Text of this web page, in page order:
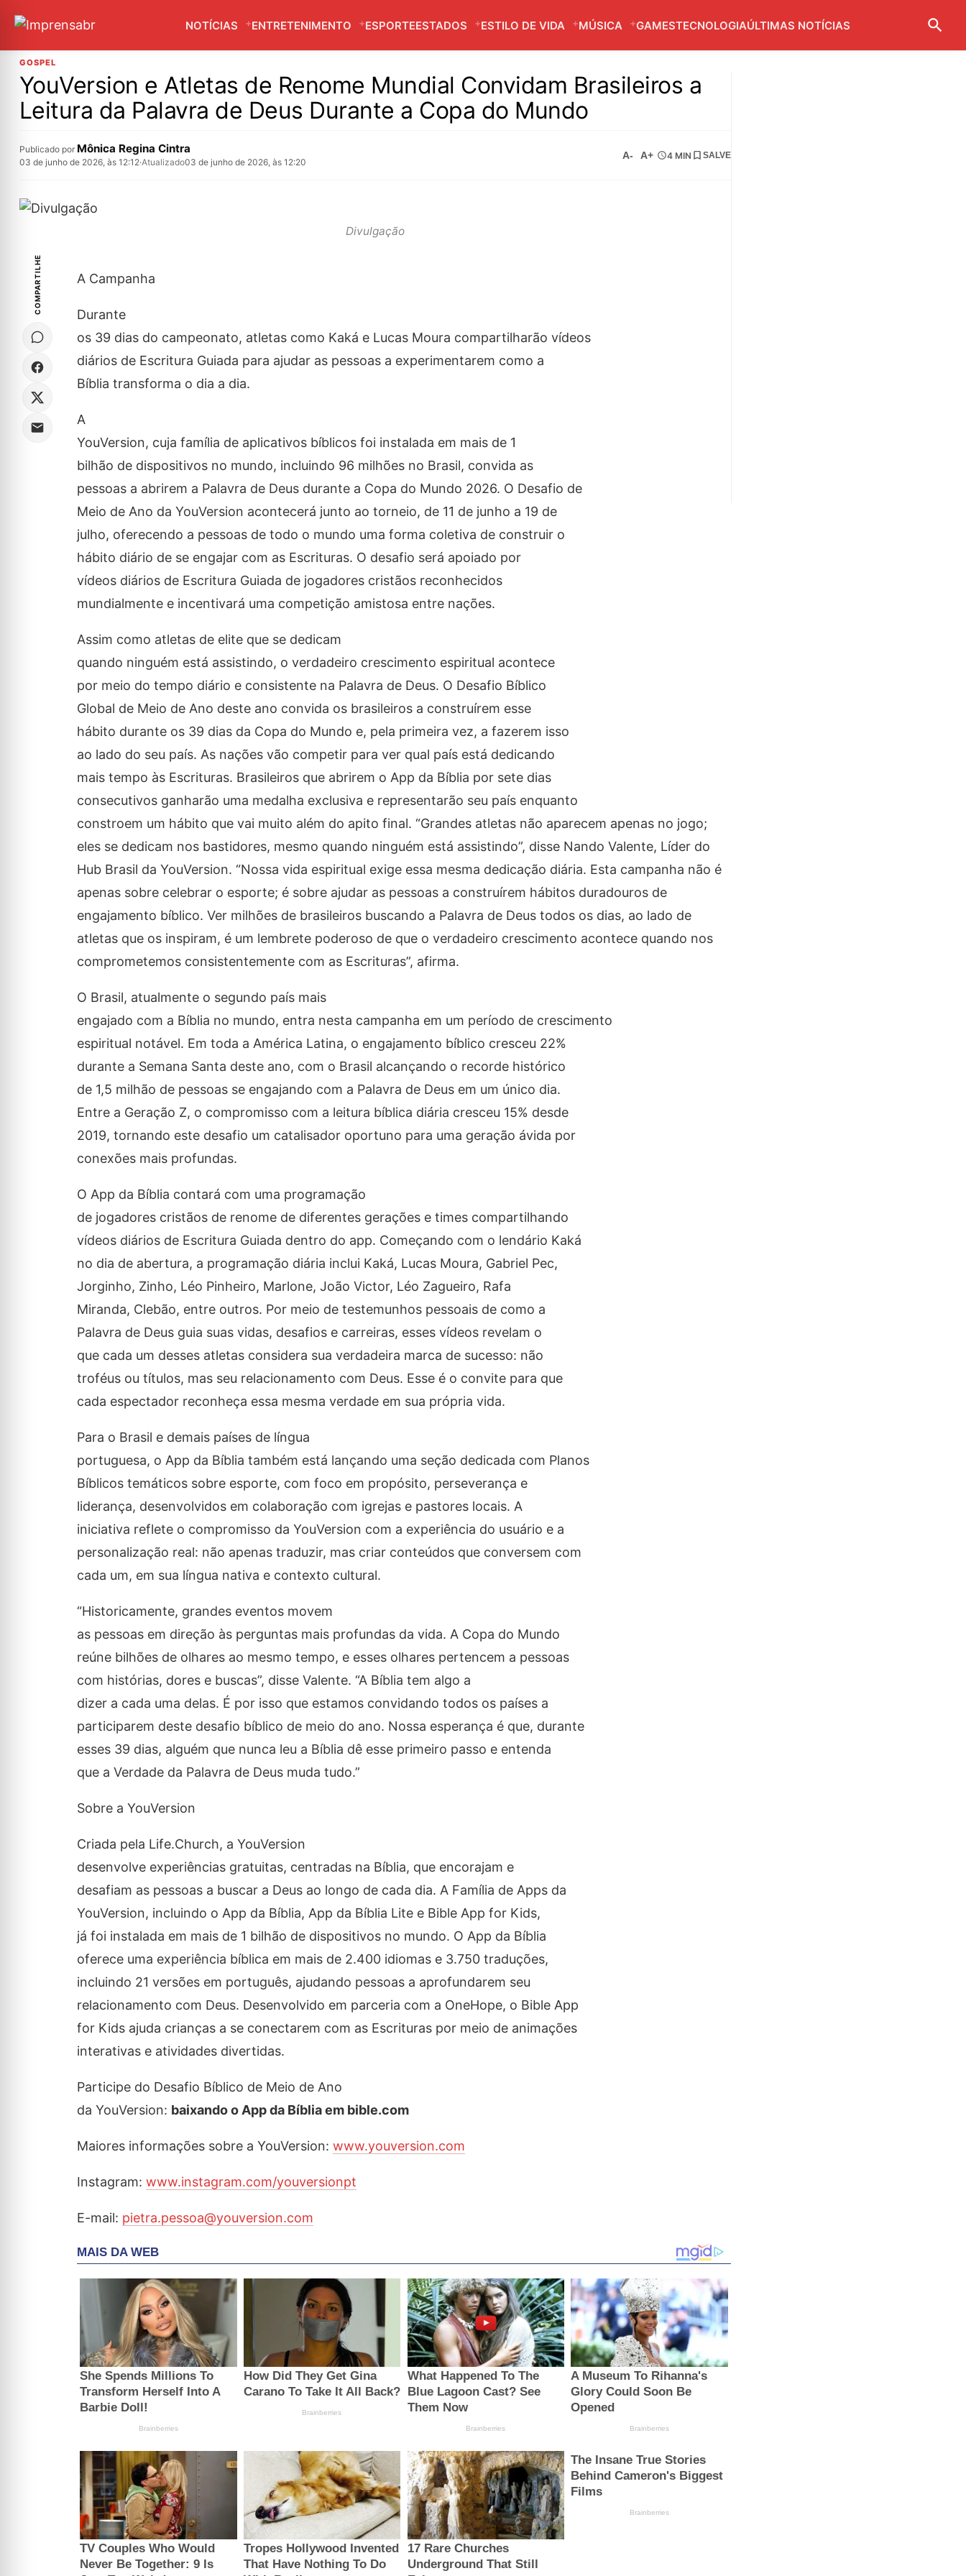
NOTÍCIAS ENTRETENIMENTO ESPORTEESTADOS ESTILO DE VIDA MÚSICA GAMESTECNOLOGIAÚLTIMAS NOTÍCIAS
GOSPEL
YouVersion e Atletas de Renome Mundial Convidam Brasileiros a
Leitura da Palavra de Deus Durante a Copa do Mundo
Publicado por Mônica Regina Cintra
03 de junho de 2026, às 12:12·Atualizado03 de junho de 2026, às 12:20
A- A+ 4 MIN SALVE
Divulgação
COMPARTILHE A Campanha
Durante
os 39 dias do campeonato, atletas como Kaká e Lucas Moura compartilharão vídeos
diários de Escritura Guiada para ajudar as pessoas a experimentarem como a
Bíblia transforma o dia a dia.
A
YouVersion, cuja família de aplicativos bíblicos foi instalada em mais de 1
bilhão de dispositivos no mundo, incluindo 96 milhões no Brasil, convida as
pessoas a abrirem a Palavra de Deus durante a Copa do Mundo 2026. O Desafio de
Meio de Ano da YouVersion acontecerá junto ao torneio, de 11 de junho a 19 de
julho, oferecendo a pessoas de todo o mundo uma forma coletiva de construir o
hábito diário de se engajar com as Escrituras. O desafio será apoiado por
vídeos diários de Escritura Guiada de jogadores cristãos reconhecidos
mundialmente e incentivará uma competição amistosa entre nações.
Assim como atletas de elite que se dedicam
quando ninguém está assistindo, o verdadeiro crescimento espiritual acontece
por meio do tempo diário e consistente na Palavra de Deus. O Desafio Bíblico
Global de Meio de Ano deste ano convida os brasileiros a construírem esse
hábito durante os 39 dias da Copa do Mundo e, pela primeira vez, a fazerem isso
ao lado do seu país. As nações vão competir para ver qual país está dedicando
mais tempo às Escrituras. Brasileiros que abrirem o App da Bíblia por sete dias
consecutivos ganharão uma medalha exclusiva e representarão seu país enquanto
constroem um hábito que vai muito além do apito final. “Grandes atletas não aparecem apenas no jogo;
eles se dedicam nos bastidores, mesmo quando ninguém está assistindo”, disse Nando Valente, Líder do
Hub Brasil da YouVersion. “Nossa vida espiritual exige essa mesma dedicação diária. Esta campanha não é
apenas sobre celebrar o esporte; é sobre ajudar as pessoas a construírem hábitos duradouros de
engajamento bíblico. Ver milhões de brasileiros buscando a Palavra de Deus todos os dias, ao lado de
atletas que os inspiram, é um lembrete poderoso de que o verdadeiro crescimento acontece quando nos
comprometemos consistentemente com as Escrituras”, afirma.
O Brasil, atualmente o segundo país mais
engajado com a Bíblia no mundo, entra nesta campanha em um período de crescimento
espiritual notável. Em toda a América Latina, o engajamento bíblico cresceu 22%
durante a Semana Santa deste ano, com o Brasil alcançando o recorde histórico
de 1,5 milhão de pessoas se engajando com a Palavra de Deus em um único dia.
Entre a Geração Z, o compromisso com a leitura bíblica diária cresceu 15% desde
2019, tornando este desafio um catalisador oportuno para uma geração ávida por
conexões mais profundas.
O App da Bíblia contará com uma programação
de jogadores cristãos de renome de diferentes gerações e times compartilhando
vídeos diários de Escritura Guiada dentro do app. Começando com o lendário Kaká
no dia de abertura, a programação diária inclui Kaká, Lucas Moura, Gabriel Pec,
Jorginho, Zinho, Léo Pinheiro, Marlone, João Victor, Léo Zagueiro, Rafa
Miranda, Clebão, entre outros. Por meio de testemunhos pessoais de como a
Palavra de Deus guia suas vidas, desafios e carreiras, esses vídeos revelam o
que cada um desses atletas considera sua verdadeira marca de sucesso: não
troféus ou títulos, mas seu relacionamento com Deus. Esse é o convite para que
cada espectador reconheça essa mesma verdade em sua própria vida.
Para o Brasil e demais países de língua
portuguesa, o App da Bíblia também está lançando uma seção dedicada com Planos
Bíblicos temáticos sobre esporte, com foco em propósito, perseverança e
liderança, desenvolvidos em colaboração com igrejas e pastores locais. A
iniciativa reflete o compromisso da YouVersion com a experiência do usuário e a
personalização real: não apenas traduzir, mas criar conteúdos que conversem com
cada um, em sua língua nativa e contexto cultural.
“Historicamente, grandes eventos movem
as pessoas em direção às perguntas mais profundas da vida. A Copa do Mundo
reúne bilhões de olhares ao mesmo tempo, e esses olhares pertencem a pessoas
com histórias, dores e buscas”, disse Valente. “A Bíblia tem algo a
dizer a cada uma delas. É por isso que estamos convidando todos os países a
participarem deste desafio bíblico de meio do ano. Nossa esperança é que, durante
esses 39 dias, alguém que nunca leu a Bíblia dê esse primeiro passo e entenda
que a Verdade da Palavra de Deus muda tudo.”
Sobre a YouVersion
Criada pela Life.Church, a YouVersion
desenvolve experiências gratuitas, centradas na Bíblia, que encorajam e
desafiam as pessoas a buscar a Deus ao longo de cada dia. A Família de Apps da
YouVersion, incluindo o App da Bíblia, App da Bíblia Lite e Bible App for Kids,
já foi instalada em mais de 1 bilhão de dispositivos no mundo. O App da Bíblia
oferece uma experiência bíblica em mais de 2.400 idiomas e 3.750 traduções,
incluindo 21 versões em português, ajudando pessoas a aprofundarem seu
relacionamento com Deus. Desenvolvido em parceria com a OneHope, o Bible App
for Kids ajuda crianças a se conectarem com as Escrituras por meio de animações
interativas e atividades divertidas.
Participe do Desafio Bíblico de Meio de Ano
da YouVersion: baixando o App da Bíblia em bible.com
Maiores informações sobre a YouVersion: www.youversion.com
Instagram: www.instagram.com/youversionpt
E-mail: pietra.pessoa@youversion.com